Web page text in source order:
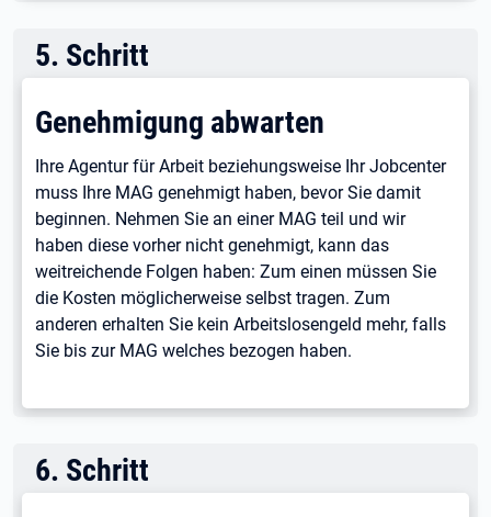
5. Schritt
Genehmigung abwarten
Ihre Agentur für Arbeit beziehungsweise Ihr Jobcenter
muss Ihre MAG genehmigt haben, bevor Sie damit
beginnen. Nehmen Sie an einer MAG teil und wir
haben diese vorher nicht genehmigt, kann das
weitreichende Folgen haben: Zum einen müssen Sie
die Kosten möglicherweise selbst tragen. Zum
anderen erhalten Sie kein Arbeitslosengeld mehr, falls
Sie bis zur MAG welches bezogen haben.
6. Schritt